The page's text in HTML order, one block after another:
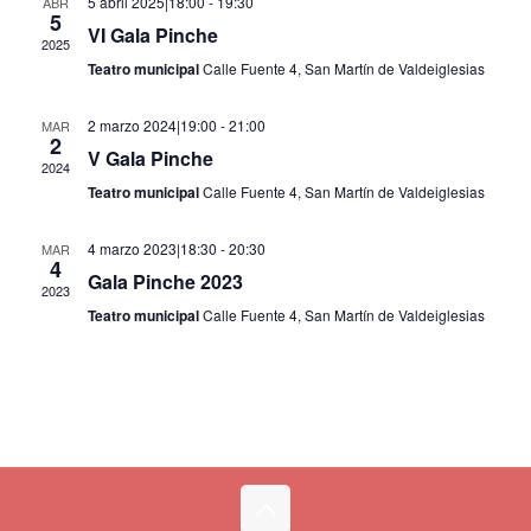
5
2025 VI Gala Pinche
Teatro municipalCalle Fuente 4, San Martín de Valdeiglesias
MAR
2
2024
2 marzo 2024|19:00 -21:00
V Gala Pinche
Teatro municipalCalle Fuente 4, San Martín de Valdeiglesias
MAR
4
2023
4 marzo 2023|18:30 -20:30
Gala Pinche 2023
Teatro municipalCalle Fuente 4, San Martín de Valdeiglesias